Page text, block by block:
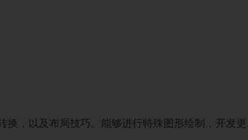
，以及布局技巧。能够进行特殊图形绘制，开发更